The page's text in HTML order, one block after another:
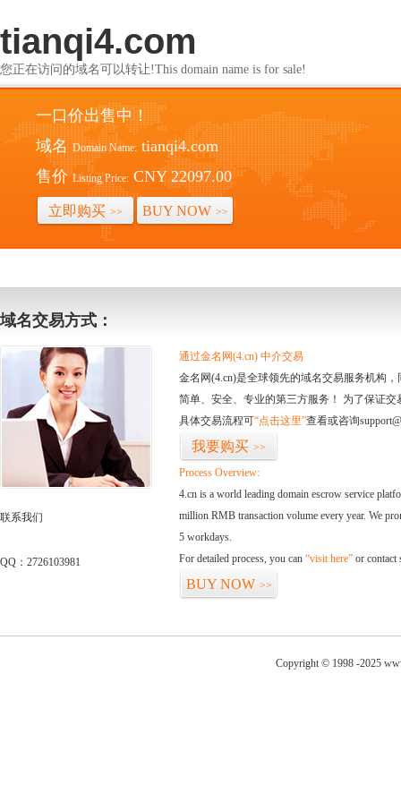
tianqi4.com
您正在访问的域名可以转让!This domain name is for sale!
一口价出售中！
域名 Domain Name: tianqi4.com
售价 Listing Price: CNY 22097.00
立即购买 >> BUY NOW >>
域名交易方式：
联系我们
QQ：2726103981
通过金名网(4.cn) 中介交易
金名网(4.cn)是全球领先的域名交易服务机构
简单、安全、专业的第三方服务！ 为了保证
具体交易流程可“点击这里”查看或咨询
我要购买 >>
Process Overview:
4.cn is a world leading domain escrow service
million RMB transaction volume every year. We
5 workdays.
For detailed process, you can “visit here” or contact
BUY NOW >>
Copyright © 1998 -2025